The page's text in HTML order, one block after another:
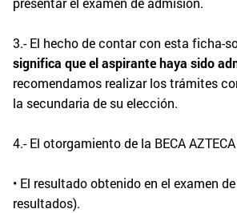
3.- El hecho de contar con esta ficha-
significa que el aspirante haya sido
recomendamos realizar los trámites
la secundaria de su elección.
4.- El otorgamiento de la BECA
• El resultado obtenido en el examen
resultados).